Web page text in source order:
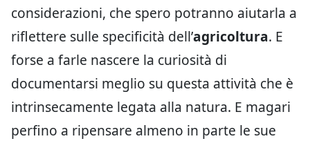
considerazioni, che spero potranno aiutarla a
riflettere sulle specificità dell’agricoltura. E
forse a farle nascere la curiosità di
documentarsi meglio su questa attività che è
intrinsecamente legata alla natura. E magari
perfino a ripensare almeno in parte le sue